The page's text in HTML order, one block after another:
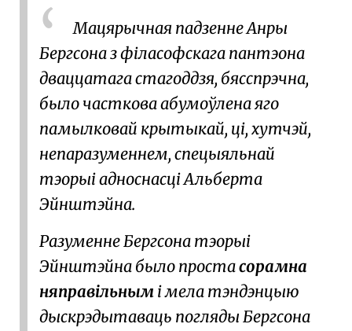
Мацярычная падзеннеАнры
Бергсоназ філасофскага пантэона
дваццатага стагоддзя, бясспрэчна,
было часткова абумоўлена яго
памылковай крытыкай, ці, хутчэй,
непаразуменнем, спецыяльнай
тэорыі адноснасціАльберта
Эйнштэйна.
Разуменне Бергсона тэорыі
Эйнштэйна было простасорамна
няправільным і мела тэндэнцыю
дыскрэдытаваць погляды Бергсона